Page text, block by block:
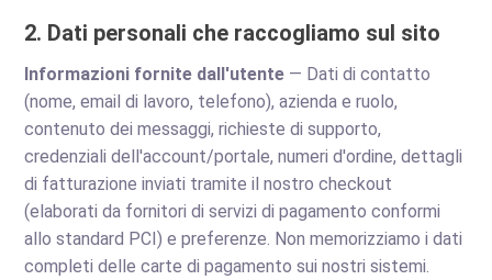
2. Dati personali che raccogliamo sul sito
Informazioni fornite dall'utente — Dati di contatto
(nome, email di lavoro, telefono), azienda e ruolo,
contenuto dei messaggi, richieste di supporto,
credenziali dell'account/portale, numeri d'ordine, dettagli
di fatturazione inviati tramite il nostro checkout
(elaborati da fornitori di servizi di pagamento conformi
allo standard PCI) e preferenze. Non memorizziamo i dati
completi delle carte di pagamento sui nostri sistemi.